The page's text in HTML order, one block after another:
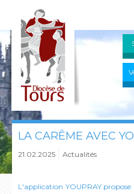
LA CARÊME AVEC
21.02.2025 Actualités
L'application YOUPRAY